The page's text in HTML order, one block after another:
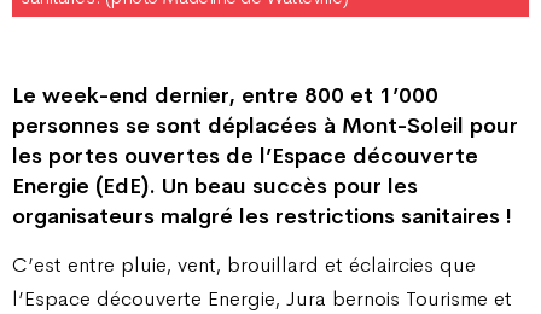
Le week-end dernier, entre 800 et 1’000
personnes se sont déplacées à Mont-Soleil pour
les portes ouvertes de l’Espace découverte
Energie (EdE). Un beau succès pour les
organisateurs malgré les restrictions sanitaires !
C’est entre pluie, vent, brouillard et éclaircies que
l’Espace découverte Energie, Jura bernois Tourisme et